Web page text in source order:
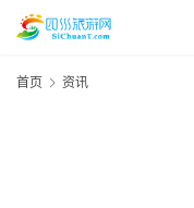
首页 资讯